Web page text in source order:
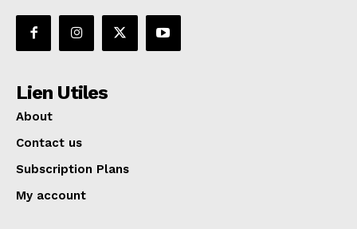
Lien Utiles
About
Contact us
Subscription Plans
My account